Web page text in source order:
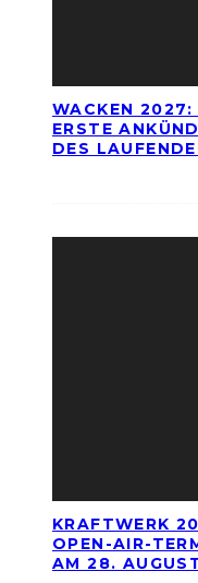
WACKEN
ERSTE
DES
KRAFTWERK
OPEN-AIR-
AM 28.